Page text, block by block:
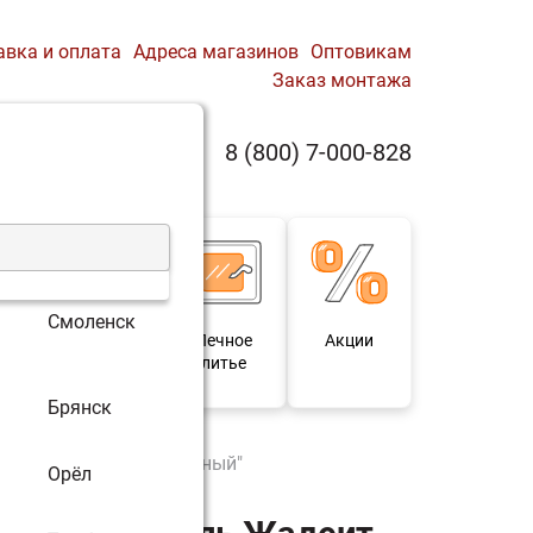
Смоленск
Брянск
Орёл
и оплата Адреса магазинов Оптовикам
Заказ монтажа
8 (800) 7-000-828
Печное
литье
Акции
Жадеит наборный"